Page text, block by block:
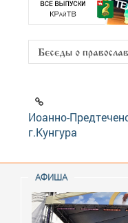
Иоанно-
г.Кунгура
АФИША